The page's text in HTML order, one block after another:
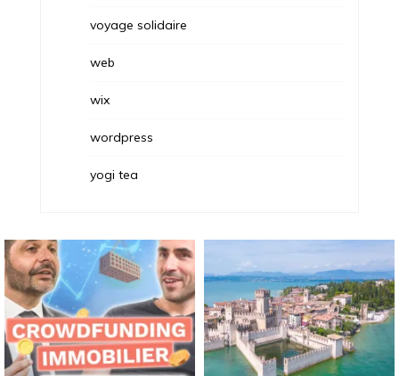
voyage solidaire
web
wix
wordpress
yogi tea